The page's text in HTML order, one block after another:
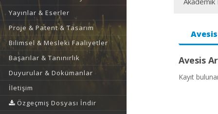
Yayınlar & Eserler
Proje & Patent & Tasarım
Bilimsel & Mesleki Faaliyetler
Başarılar & Tanınırlık
Duyurular & Dokümanlar
İletişim
Özgeçmiş Dosyası İndir
Avesis
Avesis
Kayıt